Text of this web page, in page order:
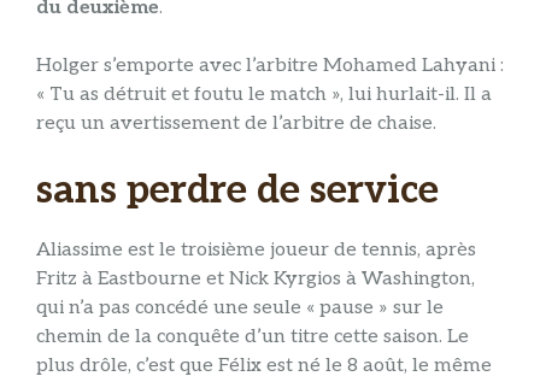
du deuxième.
Holger s’emporte avec l’arbitre Mohamed Lahyani :
« Tu as détruit et foutu le match », lui hurlait-il. Il a
reçu un avertissement de l’arbitre de chaise.
sans perdre de service
Aliassime est le troisième joueur de tennis, après
Fritz à Eastbourne et Nick Kyrgios à Washington,
qui n’a pas concédé une seule « pause » sur le
chemin de la conquête d’un titre cette saison. Le
plus drôle, c’est que Félix est né le 8 août, le même